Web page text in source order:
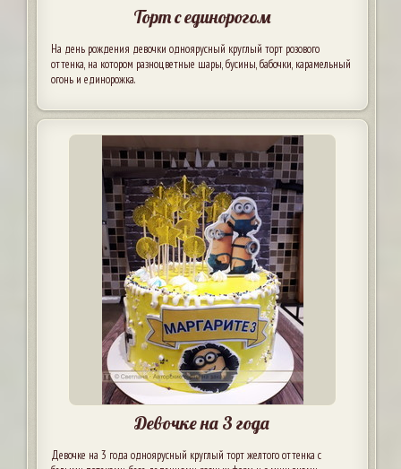
Торт с единорогом
На день рождения девочки одноярусный круглый торт розового
оттенка, на котором разноцветные шары, бусины, бабочки, карамельный
огонь и единорожка.
Девочке на 3 года
Девочке на 3 года одноярусный круглый торт желтого оттенка с